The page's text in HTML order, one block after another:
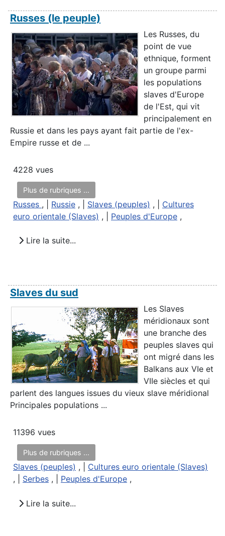
Russes (le peuple)
Les Russes, du
point de vue
ethnique, forment
un groupe parmi
les populations
slaves d'Europe
de l'Est, qui vit
principalement en
Russie et dans les pays ayant fait partie de l'ex-
Empire russe et de ...
4228 vues
Plus de rubriques ...
Russes , | Russie , | Slaves (peuples) , | Cultures
euro orientale (Slaves) , | Peuples d'Europe ,
Lire la suite...
Slaves du sud
Les Slaves
méridionaux sont
une branche des
peuples slaves qui
ont migré dans les
Balkans aux VIe et
VIIe siècles et qui
parlent des langues issues du vieux slave méridional
Principales populations ...
11396 vues
Plus de rubriques ...
Slaves (peuples) , | Cultures euro orientale (Slaves)
, | Serbes , | Peuples d'Europe ,
Lire la suite...